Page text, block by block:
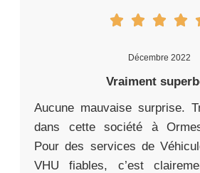
Décembre 2022
Vraiment
Aucune mauvaise surprise.
dans cette société à
Pour des services de
VHU fiables, c’est